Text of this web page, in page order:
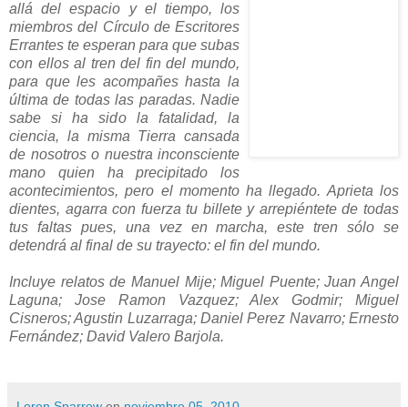
allá del espacio y el tiempo, los
miembros del Círculo de Escritores
Errantes te esperan para que subas
con ellos al tren del fin del mundo,
para que les acompañes hasta la
última de todas las paradas. Nadie
sabe si ha sido la fatalidad, la
ciencia, la misma Tierra cansada
de nosotros o nuestra inconsciente
mano quien ha precipitado los
acontecimientos, pero el momento ha llegado. Aprieta los
dientes, agarra con fuerza tu billete y arrepiéntete de todas
tus faltas pues, una vez en marcha, este tren sólo se
detendrá al final de su trayecto: el fin del mundo.
Incluye relatos de Manuel Mije; Miguel Puente; Juan Angel
Laguna; Jose Ramon Vazquez; Alex Godmir; Miguel
Cisneros; Agustin Luzarraga; Daniel Perez Navarro; Ernesto
Fernández; David Valero Barjola.